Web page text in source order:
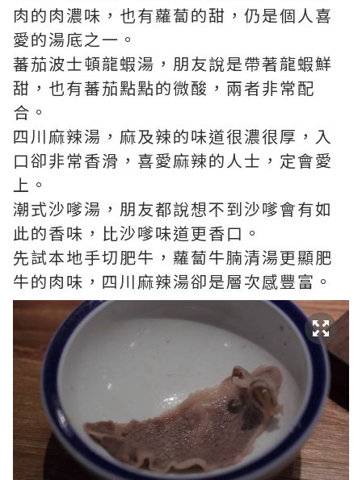
肉的肉濃味，也有蘿蔔的甜，仍是個人喜
愛的湯底之一。
蕃茄波士頓龍蝦湯，朋友說是帶著龍蝦鮮
甜，也有蕃茄點點的微酸，兩者非常配
合。
四川麻辣湯，麻及辣的味道很濃很厚，入
口卻非常香滑，喜愛麻辣的人士，定會愛
上。
潮式沙嗲湯，朋友都說想不到沙嗲會有如
此的香味，比沙嗲味道更香口。
先試本地手切肥牛，蘿蔔牛腩清湯更顯肥
牛的肉味，四川麻辣湯卻是層次感豐富。